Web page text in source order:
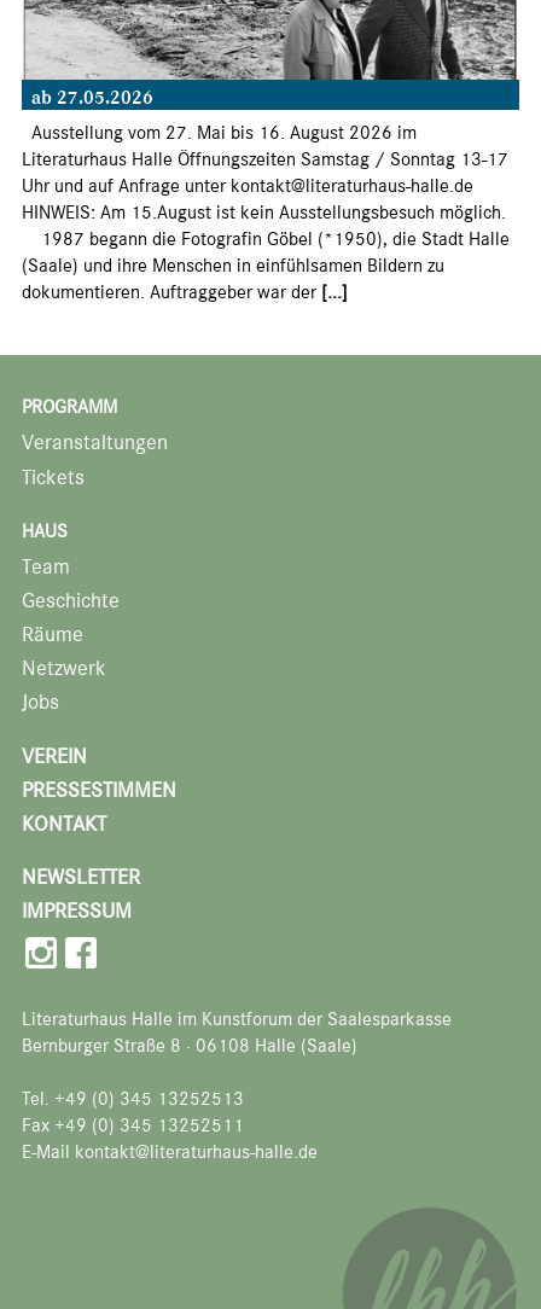
ab 27.05.2026
Ausstellung vom 27. Mai bis 16. August 2026 im
Literaturhaus Halle Öffnungszeiten Samstag / Sonntag 13-17
Uhr und auf Anfrage unter kontakt@literaturhaus-halle.de
HINWEIS: Am 15.August ist kein Ausstellungsbesuch möglich.
1987 begann die Fotografin Göbel (*1950), die Stadt Halle
(Saale) und ihre Menschen in einfühlsamen Bildern zu
dokumentieren. Auftraggeber war der [...]
PROGRAMM
Veranstaltungen
Tickets
HAUS
Team
Geschichte
Räume
Netzwerk
Jobs
VEREIN
PRESSESTIMMEN
KONTAKT
NEWSLETTER
IMPRESSUM
Literaturhaus Halle im Kunstforum der Saalesparkasse
Bernburger Straße 8 · 06108 Halle (Saale)
Tel. +49 (0) 345 13252513
Fax +49 (0) 345 13252511
E-Mail kontakt@literaturhaus-halle.de